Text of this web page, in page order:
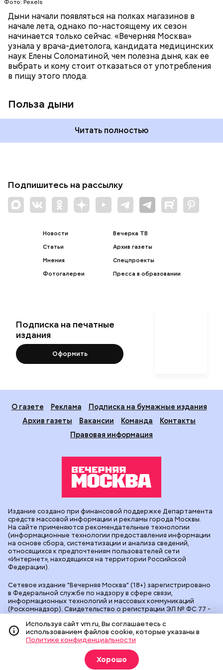
Фото: Pexels
Дыни начали появляться на полках магазинов в
начале лета, однако по-настоящему их сезон
начинается только сейчас. «Вечерняя Москва»
узнала у врача-диетолога, кандидата медицинских
наук Елены Соломатиной, чем полезна дыня, как ее
выбрать и кому стоит отказаться от употребления
в пищу этого плода.
Польза дыни
поддерживает сердечно-сосудистую
систему и предотвращает скачки давления;
магний — помогает калию и не дает сосудам
спазмироваться.
Читать полностью
Подпишитесь на рассылку
Новости
Статьи
Мнения
Фотогалереи
Вечерка ТВ
Архив газеты
Спецпроекты
Пресса в образовании
Подписка на печатные
издания
Оформить
О газете Реклама
Подписка на бумажные издания
Архив газеты
Вакансии Команда
Контакты
Правовая информация
Сетевое издание "Вечерняя Москва" (18+) зарегистрировано
в Федеральной службе по надзору в сфере связи,
информационных технологий и массовых коммуникаций
(Роскомнадзор). Свидетельство о регистрации ЭЛ № ФС 77 -
"Вечерняя Москва". Главный редакторvm.ru: Александр
Геннадьевич Глуходедов. Адрес редакции: 127015, г.Москва,
Бумажный пр-д, д. 14, стр. 2. Телефон:+7(499)557-04-24
. Почта для связи с редакцией сайта:
Издание создано при финансовой поддержке Департамента
средств массовой информации и рекламы города Москвы.
На сайте применяются рекомендательные технологии
(информационные технологии предоставления информации
на основе сбора, систематизации и анализа сведений,
относящихся к предпочтениям пользователей сети
«Интернет», находящихся на территории Российской
Федерации).
Используя сайт vm.ru, Вы соглашаетесь с
использованием файлов cookie, которые указаны в
Политике конфиденциальности
Хорошо